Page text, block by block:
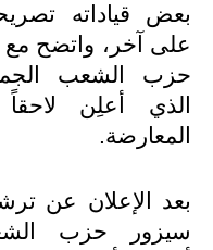
بعض قياداته
على آخر، واتضح
حزب الشعب
الذي أعلِن
المعارضة.
بعد الإعلان عن
سيزور حزب